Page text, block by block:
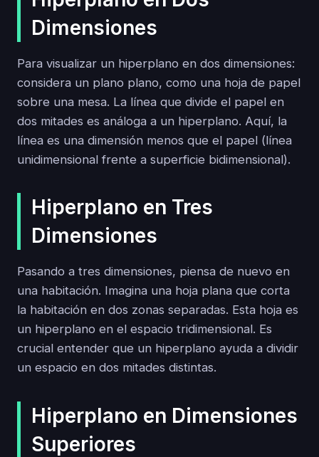
Dimensiones
Para visualizar un hiperplano en dos dimensiones:
considera un plano plano, como una hoja de papel
sobre una mesa. La línea que divide el papel en
dos mitades es análoga a un hiperplano. Aquí, la
línea es una dimensión menos que el papel (línea
unidimensional frente a superficie bidimensional).
Hiperplano en Tres
Dimensiones
Pasando a tres dimensiones, piensa de nuevo en
una habitación. Imagina una hoja plana que corta
la habitación en dos zonas separadas. Esta hoja es
un hiperplano en el espacio tridimensional. Es
crucial entender que un hiperplano ayuda a dividir
un espacio en dos mitades distintas.
Hiperplano en Dimensiones
Superiores